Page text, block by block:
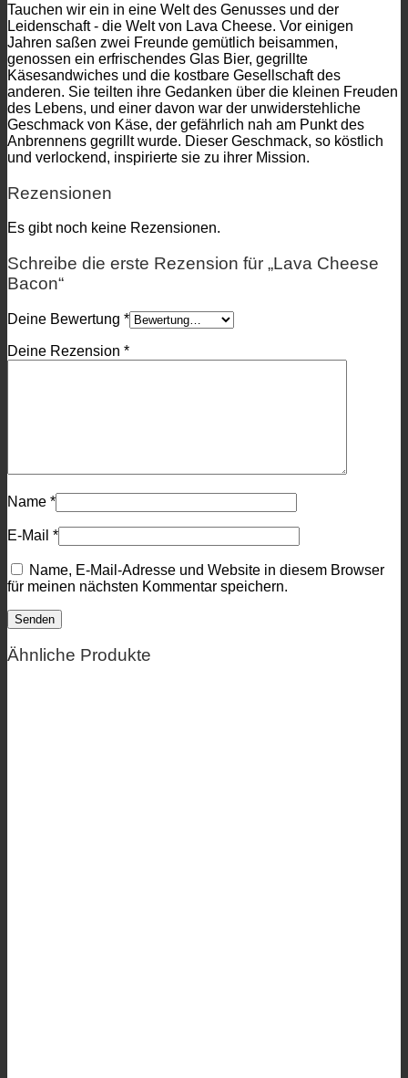
Tauchen wir ein in eine Welt des Genusses und der
Leidenschaft - die Welt von Lava Cheese. Vor einigen
Jahren saßen zwei Freunde gemütlich beisammen,
genossen ein erfrischendes Glas Bier, gegrillte
Käsesandwiches und die kostbare Gesellschaft des
anderen. Sie teilten ihre Gedanken über die kleinen Freuden
des Lebens, und einer davon war der unwiderstehliche
Geschmack von Käse, der gefährlich nah am Punkt des
Anbrennens gegrillt wurde. Dieser Geschmack, so köstlich
und verlockend, inspirierte sie zu ihrer Mission.
Rezensionen
Es gibt noch keine Rezensionen.
Schreibe die erste Rezension für „Lava Cheese
Bacon“
Deine Bewertung *
Deine Rezension *
Name *
E-Mail *
Name, E-Mail-Adresse und Website in diesem Browser
für meinen nächsten Kommentar speichern.
Ähnliche Produkte